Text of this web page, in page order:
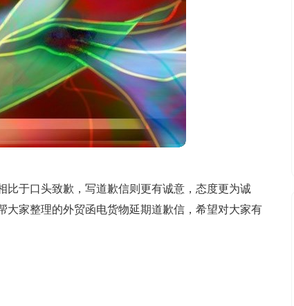
比于口头致歉，写道歉信则更有诚意，态度更为诚
大家整理的外贸函电货物延期道歉信，希望对大家有